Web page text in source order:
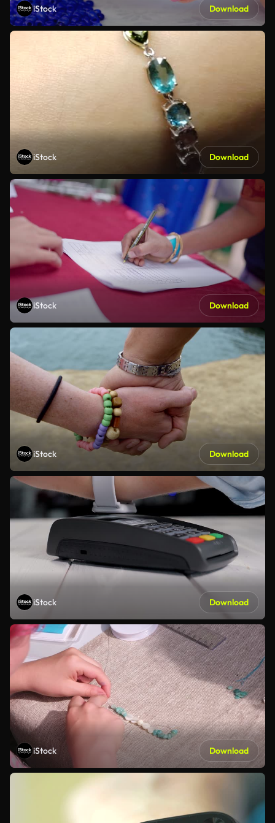
iStock Download
iStock Download
iStock Download
iStock Download
iStock Download
iStock Download